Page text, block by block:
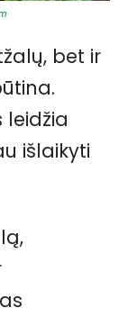
bet ir
išlaikyti